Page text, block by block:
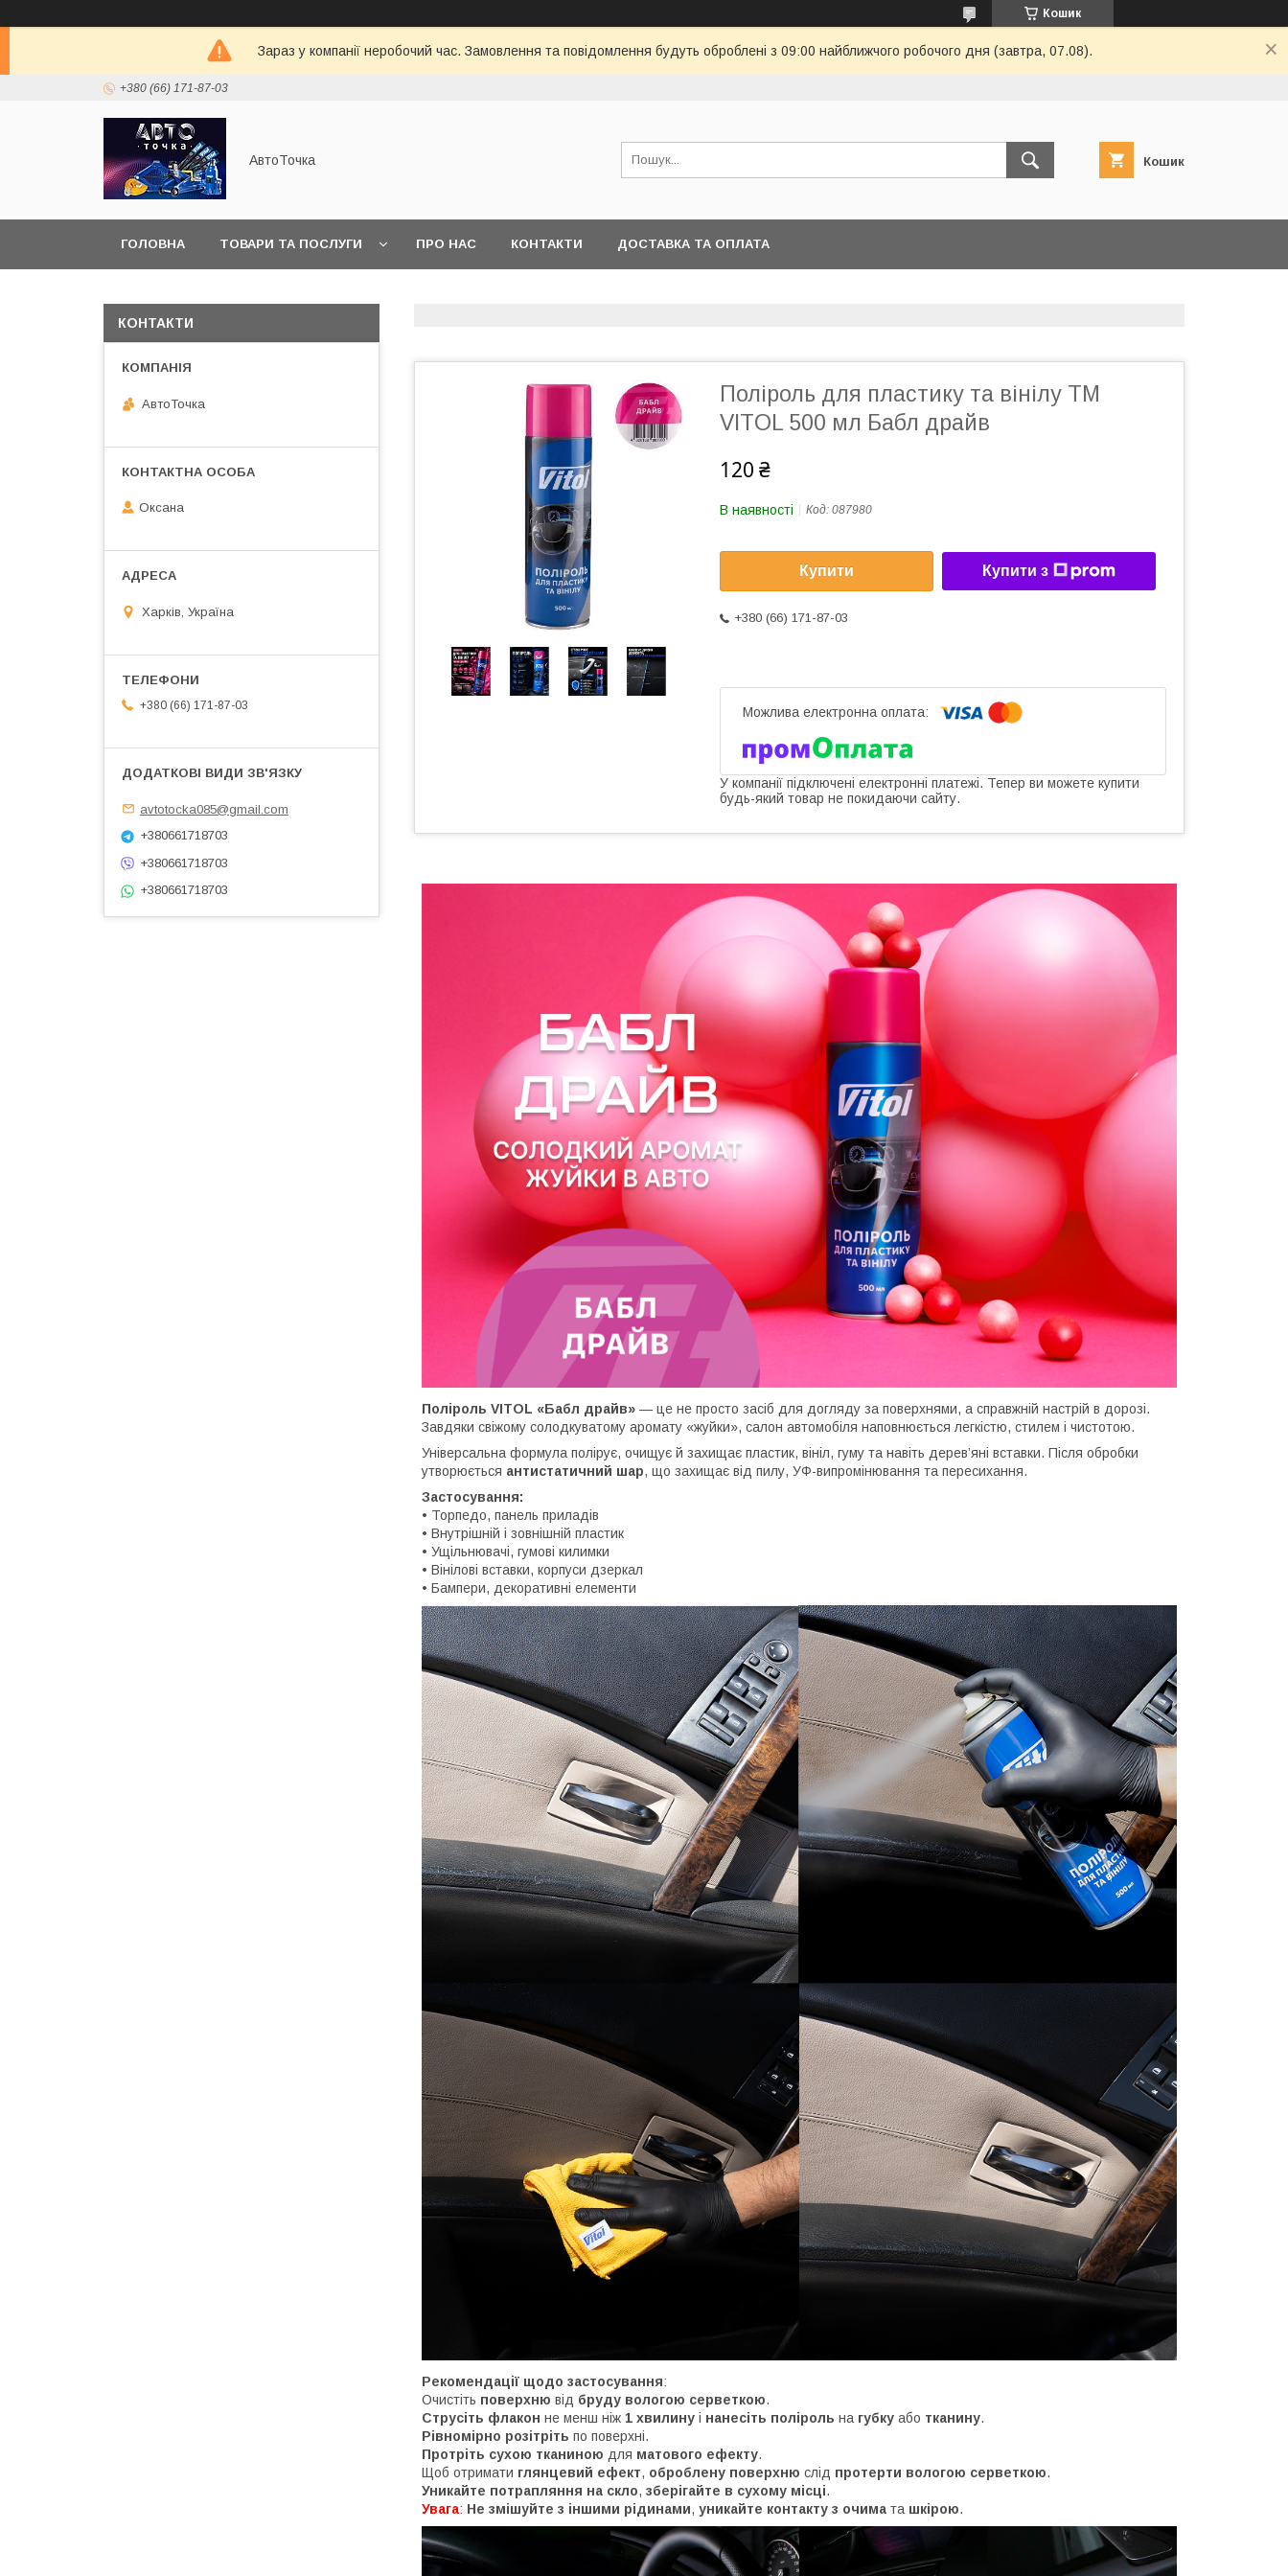
Кошик
Зараз у компанії неробочий час. Замовлення та повідомлення будуть оброблені з 09:00 найближчого робочого дня (завтра, 07.08).
+380 (66) 171-87-03
АвтоТочка Кошик
ГОЛОВНА ТОВАРИ ТА ПОСЛУГИ ПРО НАС КОНТАКТИ ДОСТАВКА ТА ОПЛАТА
Поліроль для пластику та вінілу ТМ
VITOL 500 мл Бабл драйв
120 ₴
В наявності Код: 087980
Купити Купити з
+380 (66) 171-87-03
У компанії підключені електронні платежі. Тепер ви можете купити
будь-який товар не покидаючи сайту.
Поліроль VITOL «Бабл драйв» — це не просто засіб для догляду за поверхнями, а справжній настрій в дорозі.
Завдяки свіжому солодкуватому аромату «жуйки», салон автомобіля наповнюється легкістю, стилем і чистотою.
Універсальна формула полірує, очищує й захищає пластик, вініл, гуму та навіть дерев’яні вставки. Після обробки
утворюється антистатичний шар, що захищає від пилу, УФ-випромінювання та пересихання.
Застосування:
• Торпедо, панель приладів
• Внутрішній і зовнішній пластик
• Ущільнювачі, гумові килимки
• Вінілові вставки, корпуси дзеркал
• Бампери, декоративні елементи
Рекомендації щодо застосування:
Очистіть поверхню від бруду вологою серветкою.
Струсіть флакон не менш ніж 1 хвилину і нанесіть поліроль на губку або тканину.
Рівномірно розітріть по поверхні.
Протріть сухою тканиною для матового ефекту.
Щоб отримати глянцевий ефект, оброблену поверхню слід протерти вологою серветкою.
Уникайте потрапляння на скло, зберігайте в сухому місці.
Увага: Не змішуйте з іншими рідинами, уникайте контакту з очима та шкірою.
КОНТАКТИ
АвтоТочка
Оксана
Харків, Україна
+380 (66) 171-87-03
avtotocka085@gmail.com
+380661718703
+380661718703
+380661718703